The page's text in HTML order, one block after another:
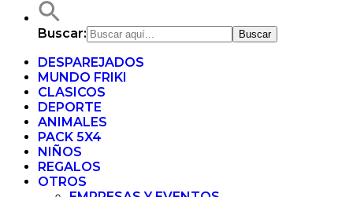
Buscar:
DESPAREJADOS
MUNDO FRIKI
CLASICOS
DEPORTE
ANIMALES
PACK 5X4
NIÑOS
REGALOS
OTROS